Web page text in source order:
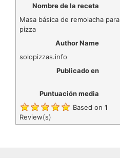
Nombre de la receta
Masa básica de remolacha para
pizza
Author Name
solopizzas.info
Publicado en
Puntuación media
Based on 1
Review(s)